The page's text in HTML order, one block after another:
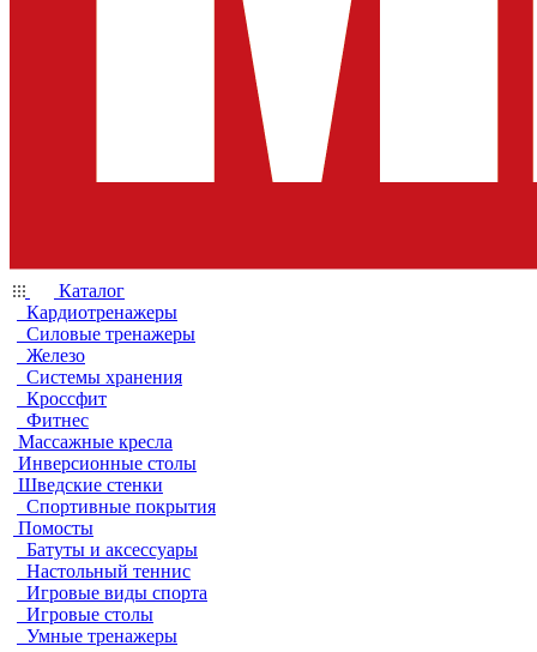
Каталог
Кардиотренажеры
Силовые тренажеры
Железо
Системы хранения
Кроссфит
Фитнес
Массажные кресла
Инверсионные столы
Шведские стенки
Спортивные покрытия
Помосты
Батуты и аксессуары
Настольный теннис
Игровые виды спорта
Игровые столы
Умные тренажеры